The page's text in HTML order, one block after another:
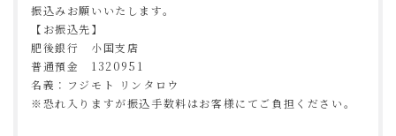
振込みお願いいたします。
【お振込先】
肥後銀行 小国支店
普通預金 1320951
名義：フジモト リンタロウ
※恐れ入りますが振込手数料はお客様にてご負担ください。